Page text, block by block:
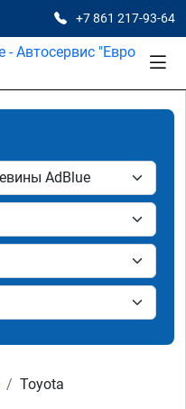
+7 861 217-93-64
Toyota